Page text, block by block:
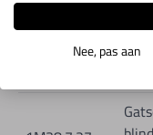
1M38.7.26Nee, pas aan